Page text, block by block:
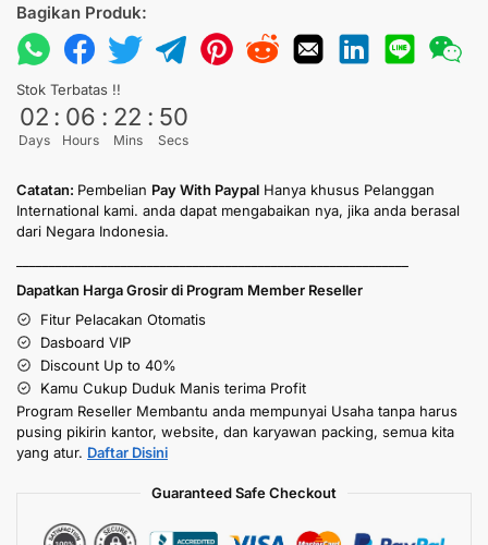
Bagikan Produk:
Stok Terbatas !!
02
Days
: 06
Hours
: 22
Mins
: 50
Secs
Catatan: Pembelian Pay With Paypal Hanya khusus Pelanggan
International kami. anda dapat mengabaikan nya, jika anda berasal
dari Negara Indonesia.
Dapatkan Harga Grosir di Program Member Reseller
Fitur Pelacakan Otomatis
Dasboard VIP
Discount Up to 40%
Kamu Cukup Duduk Manis terima Profit
Program Reseller Membantu anda mempunyai Usaha tanpa harus
pusing pikirin kantor, website, dan karyawan packing, semua kita
yang atur. Daftar Disini
Guaranteed Safe Checkout